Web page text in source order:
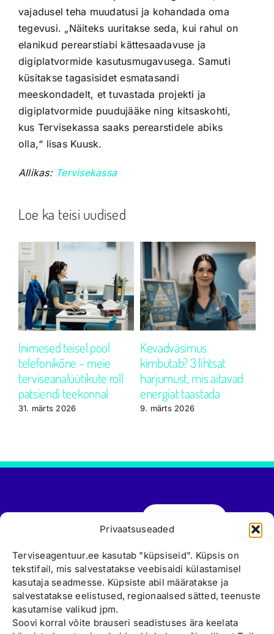
Privaatsuseaded
Terviseagentuur.ee kasutab "küpsiseid". Küpsis on
tekstifail, mis salvestatakse veebisaidi külastamisel
kasutaja seadmesse. Küpsiste abil määratakse ja
salvestatakse eelistused, regionaalsed sätted, teenuste
kasutamise valikud jpm.
Soovi korral võite brauseri seadistuses ära keelata
vajadusel teha muudatusi ja kohandada oma
tegevusi. „Näiteks uuritakse seda, kui rahul on
elanikud perearstiabi kättesaadavuse ja
digiplatvormide kasutusmugavusega. Samuti
küsitakse tagasisidet esmatasandi
meeskondadelt, et tuvastada projekti ja
digiplatvormide puudujääke ning kitsaskohti,
kus Tervisekassa saaks perearstidele abiks
olla,“ lisas Kuusk.
Allikas:Tervisekassa
Loe ka teisi uudised
Inimesed teisel pool
telefonikõne – meie
terviseanalüütikute roll
patsiendi teekonnal
31. märts 2026
Kevadväsimus
kimbutab? 3 lihtsat
harjumust, mis aitavad
energiat taastada
9. märts 2026
Tule tööle
Uudised
Kontakt
Värska
Võru
Tõrva
Lasva
Loksa
766 6661